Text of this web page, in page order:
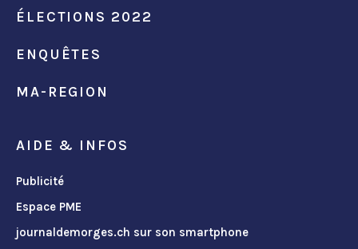
ÉLECTIONS 2022
ENQUÊTES
MA-REGION
AIDE & INFOS
Publicité
Espace PME
journaldemorges.ch sur son smartphone